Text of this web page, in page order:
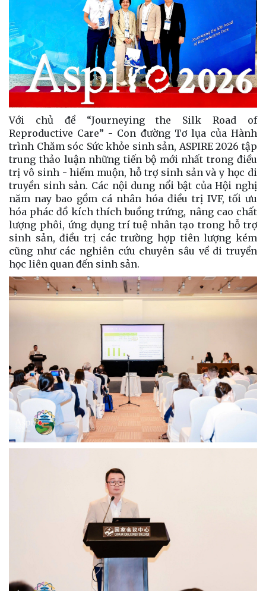
Với chủ đề “Journeying the Silk Road of
Reproductive Care” - Con đường Tơ lụa của Hành
trình Chăm sóc Sức khỏe sinh sản, ASPIRE 2026 tập
trung thảo luận những tiến bộ mới nhất trong điều
trị vô sinh - hiếm muộn, hỗ trợ sinh sản và y học di
truyền sinh sản. Các nội dung nổi bật của Hội nghị
năm nay bao gồm cá nhân hóa điều trị IVF, tối ưu
hóa phác đồ kích thích buồng trứng, nâng cao chất
lượng phôi, ứng dụng trí tuệ nhân tạo trong hỗ trợ
sinh sản, điều trị các trường hợp tiên lượng kém
cũng như các nghiên cứu chuyên sâu về di truyền
học liên quan đến sinh sản.